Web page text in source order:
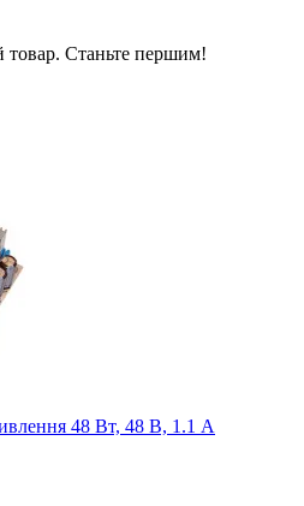
Станьте першим!
48 Вт, 48 В, 1.1 А